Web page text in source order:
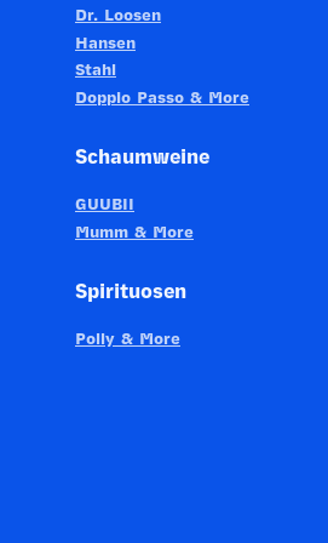
PRODUKTTYP
INHALT (LITER)
PRODUZENT / ABFÜLLER /
HERSTELLER
Dr. Loosen
Hansen
Stahl
Doppio Passo & More
Schaumweine
GUUBII
Mumm & More
Spirituosen
Polly & More